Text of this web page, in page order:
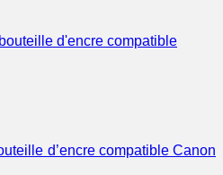
d’encre compatible Canon